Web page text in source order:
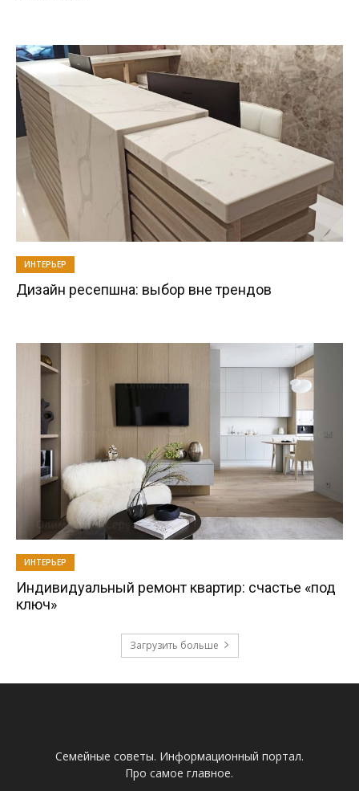
ИНТЕРЬЕР
Дизайн ресепшна: выбор вне трендов
ИНТЕРЬЕР
Индивидуальный ремонт квартир: счастье «под
ключ»
Загрузить больше
Семейные советы. Информационный портал.
Про самое главное.